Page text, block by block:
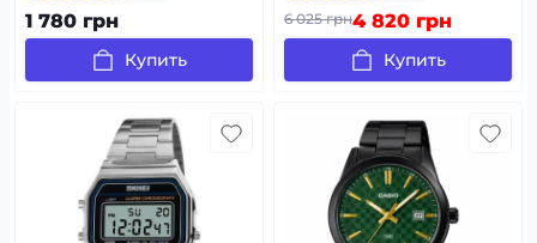
1 780 грн
Купить
6 025 грн4 820 грн
Купить